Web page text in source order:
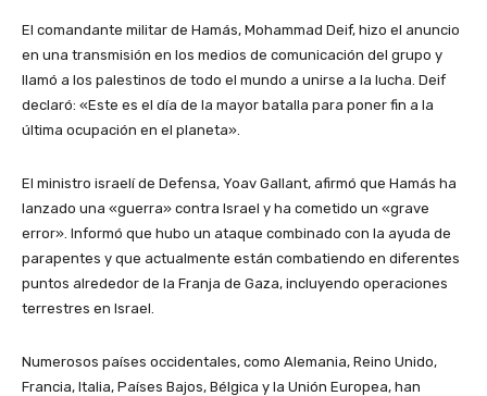
El comandante militar de Hamás, Mohammad Deif, hizo el anuncio
en una transmisión en los medios de comunicación del grupo y
llamó a los palestinos de todo el mundo a unirse a la lucha. Deif
declaró: «Este es el día de la mayor batalla para poner fin a la
última ocupación en el planeta».
El ministro israelí de Defensa, Yoav Gallant, afirmó que Hamás ha
lanzado una «guerra» contra Israel y ha cometido un «grave
error». Informó que hubo un ataque combinado con la ayuda de
parapentes y que actualmente están combatiendo en diferentes
puntos alrededor de la Franja de Gaza, incluyendo operaciones
terrestres en Israel.
Numerosos países occidentales, como Alemania, Reino Unido,
Francia, Italia, Países Bajos, Bélgica y la Unión Europea, han